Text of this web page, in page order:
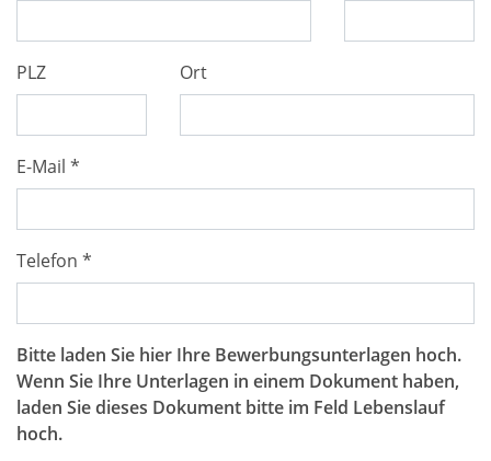
PLZ Ort
E-Mail *
Telefon *
Bitte laden Sie hier Ihre Bewerbungsunterlagen hoch.
Wenn Sie Ihre Unterlagen in einem Dokument haben,
laden Sie dieses Dokument bitte im Feld Lebenslauf
hoch.